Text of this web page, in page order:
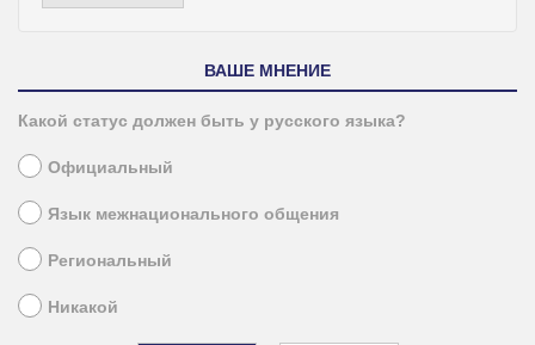
ВАШЕ МНЕНИЕ
Какой статус должен быть у русского языка?
Официальный
Язык межнационального общения
Региональный
Никакой